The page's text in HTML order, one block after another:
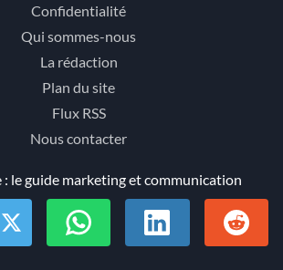
Confidentialité
Qui sommes-nous
La rédaction
Plan du site
Flux RSS
Nous contacter
: le guide marketing et communication